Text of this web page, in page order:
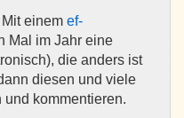
einem ef-
Mal im Jahr eine
die anders ist
diesen und viele
kommentieren.